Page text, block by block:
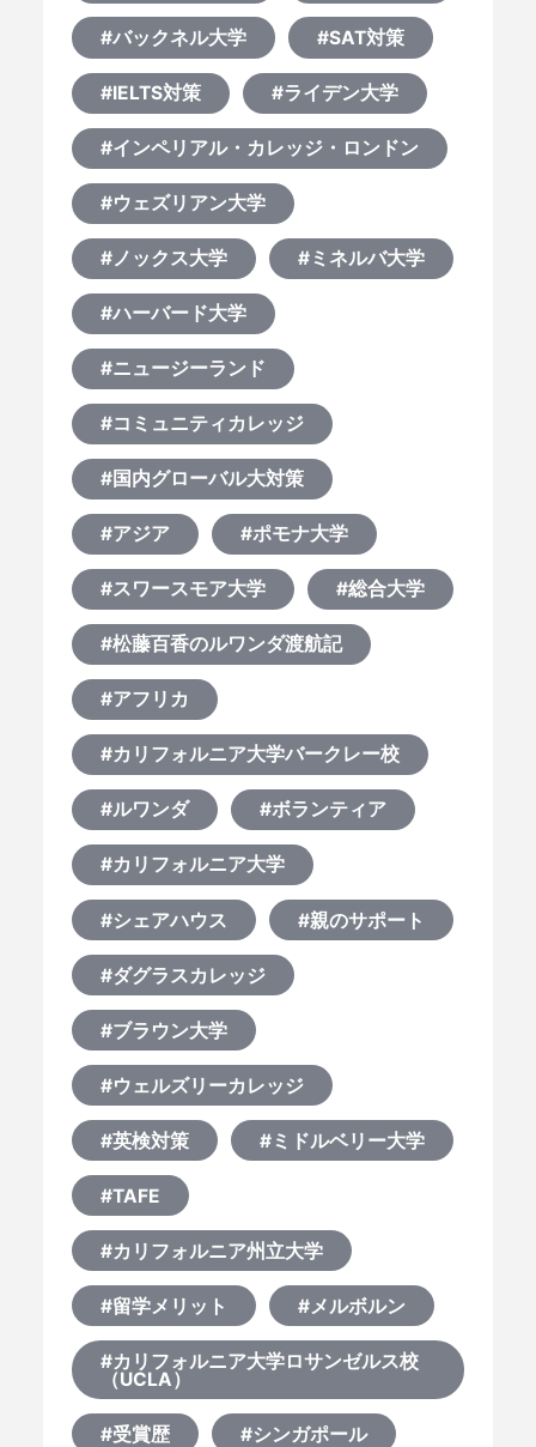
#バックネル大学 #SAT対策
#IELTS対策 #ライデン大学
#インペリアル・カレッジ・ロンドン
#ウェズリアン大学
#ノックス大学 #ミネルバ大学
#ハーバード大学
#ニュージーランド
#コミュニティカレッジ
#国内グローバル大対策
#アジア #ポモナ大学
#スワースモア大学 #総合大学
#松藤百香のルワンダ渡航記
#アフリカ
#カリフォルニア大学バークレー校
#ルワンダ #ボランティア
#カリフォルニア大学
#シェアハウス #親のサポート
#ダグラスカレッジ
#ブラウン大学
#ウェルズリーカレッジ
#英検対策 #ミドルベリー大学
#TAFE
#カリフォルニア州立大学
#留学メリット #メルボルン
#カリフォルニア大学ロサンゼルス校
（UCLA）
#受賞歴 #シンガポール